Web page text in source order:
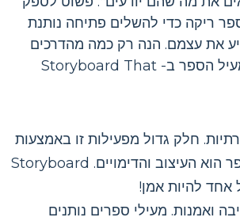
ריקה כדי להשלים פתיחה נותנת
את עצמם. הנה רק כמה מהדרכים
לשימוש בפורמט מעיל הספר ב- Storyboard That
חלק גדול מפעילות זו באמצעות
תבנית כריכת ספר הוא העיצוב והדימויים. Storyboard
ואמנות. מעילי ספרים נותנים